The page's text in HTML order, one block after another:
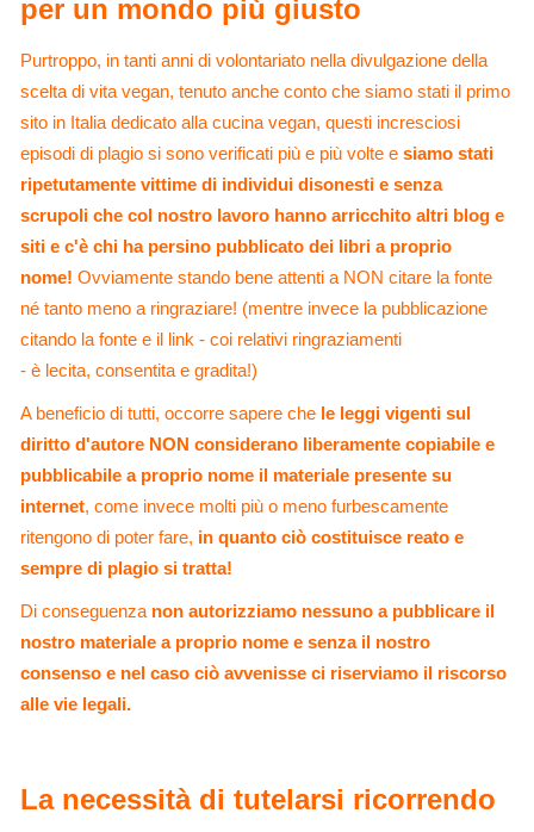
per un mondo più giusto
Purtroppo, in tanti anni di volontariato nella divulgazione della
scelta di vita vegan, tenuto anche conto che siamo stati il primo
sito in Italia dedicato alla cucina vegan, questi incresciosi
episodi di plagio si sono verificati più e più volte e siamo stati
ripetutamente vittime di individui disonesti e senza
scrupoli che col nostro lavoro hanno arricchito altri blog e
siti e c'è chi ha persino pubblicato dei libri a proprio
nome! Ovviamente stando bene attenti a NON citare la fonte
né tanto meno a ringraziare! (mentre invece la pubblicazione
citando la fonte e il link - coi relativi ringraziamenti
- è lecita, consentita e gradita!)
A beneficio di tutti, occorre sapere che le leggi vigenti sul
diritto d'autore NON considerano liberamente copiabile e
pubblicabile a proprio nome il materiale presente su
internet, come invece molti più o meno furbescamente
ritengono di poter fare, in quanto ciò costituisce reato e
sempre di plagio si tratta!
Di conseguenza non autorizziamo nessuno a pubblicare il
nostro materiale a proprio nome e senza il nostro
consenso e nel caso ciò avvenisse ci riserviamo il riscorso
alle vie legali.
La necessità di tutelarsi ricorrendo